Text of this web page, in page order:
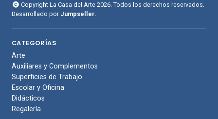
Copyright La Casa del Arte 2026. Todos los derechos reservados.
Desarrollado por Jumpseller
CATEGORÍAS
Arte
Auxiliares y Complementos
Superficies de Trabajo
Escolar y Oficina
Didácticos
Regalería